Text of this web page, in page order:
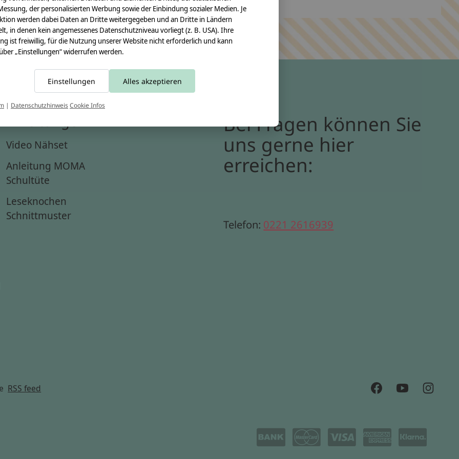
Video Nähset
Anleitung MOMA
Schultüte
Leseknochen
Schnittmuster
Bei Fragen können Sie
uns gerne hier
erreichen:
Telefon: 0221 2616939
RSS feed
der personalisierten Werbung sowie der Einbindung sozialer Medien. Je
werden dabei Daten an Dritte weitergegeben und an Dritte in Ländern
in denen kein angemessenes Datenschutzniveau vorliegt (z. B. USA). Ihre
ist freiwillig, für die Nutzung unserer Website nicht erforderlich und kann
„Einstellungen“ widerrufen werden.
Einstellungen Alles akzeptieren
| DatenschutzhinweisCookie Infos